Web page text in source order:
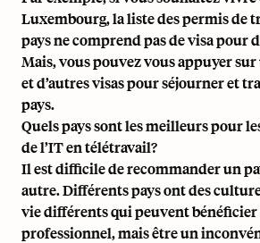
Luxembourg, laliste des permis de
pays ne comprend pas de visa pour
Mais, vous pouvez vous appuyer
et d’autres visas pour séjourner et
pays.
Quels pays sont les meilleurs pour
de l’IT en télétravail?
Il est difficile de recommander un
autre. Différents pays ont des
vie différents qui peuvent bénéficier
professionnel, mais être un